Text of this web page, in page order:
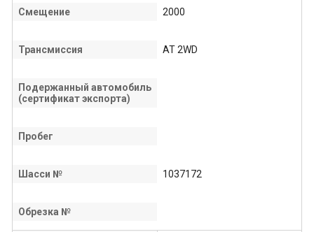
Смещение 2000
Трансмиссия AT 2WD
Подержанный автомобиль
(сертификат экспорта)
Пробег
Шасси № 1037172
Обрезка №